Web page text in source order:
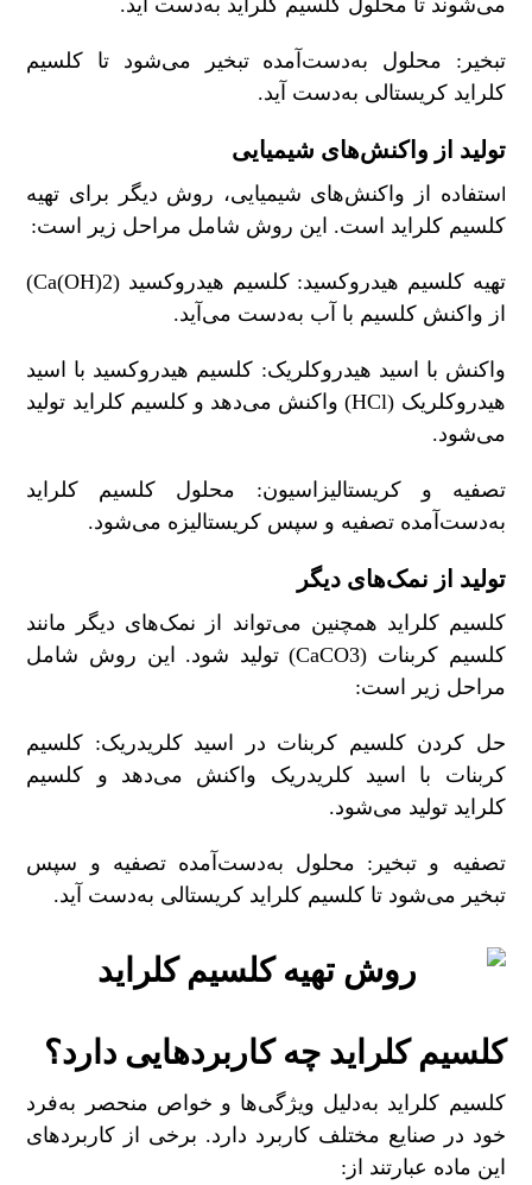
می‌شوند تا محلول کلسیم کلراید به‌دست آید.
تبخیر: محلول به‌دست‌آمده تبخیر می‌شود تا کلسیم
کلراید کریستالی به‌دست آید.
تولید از واکنش‌های شیمیایی
ستفاده از واکنش‌های شیمیایی، روش دیگر برای تهیه
کلسیم کلراید است. این روش شامل مراحل زیر است:
تهیه کلسیم هیدروکسید: کلسیم هیدروکسید (Ca(OH)2)
از واکنش کلسیم با آب به‌دست می‌آید.
واکنش با اسید هیدروکلریک: کلسیم هیدروکسید با اسید
هیدروکلریک (HCl) واکنش می‌دهد و کلسیم کلراید تولید
می‌شود.
تصفیه و کریستالیزاسیون: محلول کلسیم کلراید
به‌دست‌آمده تصفیه و سپس کریستالیزه می‌شود.
تولید از نمک‌های دیگر
کلسیم کلراید همچنین می‌تواند از نمک‌های دیگر مانند
کلسیم کربنات (CaCO3) تولید شود. این روش شامل
مراحل زیر است:
حل کردن کلسیم کربنات در اسید کلریدریک: کلسیم
کربنات با اسید کلریدریک واکنش می‌دهد و کلسیم
کلراید تولید می‌شود.
تصفیه و تبخیر: محلول به‌دست‌آمده تصفیه و سپس
تبخیر می‌شود تا کلسیم کلراید کریستالی به‌دست آید.
کلسیم کلراید چه کاربردهایی دارد؟
کلسیم کلراید به‌دلیل ویژگی‌ها و خواص منحصر به‌فرد
خود در صنایع مختلف کاربرد دارد. برخی از کاربردهای
این ماده عبارتند از: